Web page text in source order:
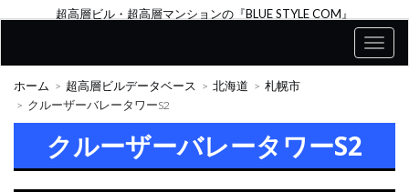
超高層ビル・超高層マンションの『BLUE STYLE COM』
ホーム 超高層ビルデータベース 北海道
札幌市
クルーザーバレータワーS2
クルーザーバレータワーS2